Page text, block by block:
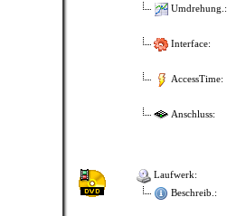
Umdrehung.:
Interface:
AccessTime:
Anschluss:
Laufwerk:
Beschreib.: